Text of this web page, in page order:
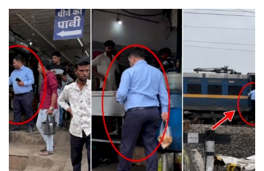
Home